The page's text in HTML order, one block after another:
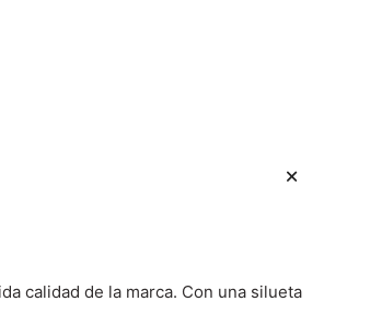
calidad de la marca. Con una silueta